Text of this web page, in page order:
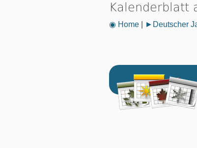
Kalenderblatt
◉ Home ►Deutscher